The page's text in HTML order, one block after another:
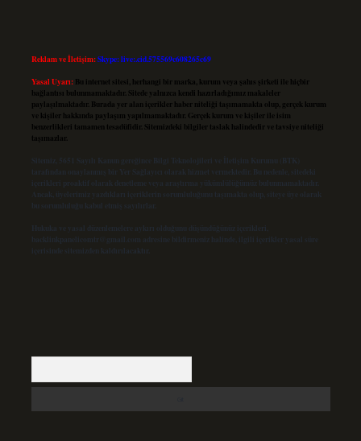
Reklam ve İletişim:Skype: live:.cid.575569c608265c69
Yasal Uyarı: Bu internet sitesi, herhangi bir marka, kurum veya şahıs şirketi ile hiçbir
bağlantısı bulunmamaktadır. Sitede yalnızca kendi hazırladığımız makaleler
paylaşılmaktadır. Burada yer alan içerikler haber niteliği taşımamakta olup, gerçek kurum
ve kişiler hakkında paylaşım yapılmamaktadır. Gerçek kurum ve kişiler ile isim
benzerlikleri tamamen tesadüfidir. Sitemizdeki bilgiler taslak halindedir ve tavsiye niteliği
taşımazlar.
Sitemiz, 5651 Sayılı Kanun gereğince Bilgi Teknolojileri ve İletişim Kurumu (BTK)
tarafından onaylanmış bir Yer Sağlayıcı olarak hizmet vermektedir. Bu nedenle, sitedeki
içerikleri proaktif olarak denetleme veya araştırma yükümlülüğümüz bulunmamaktadır.
Ancak, üyelerimiz yazdıkları içeriklerin sorumluluğunu taşımakta olup, siteye üye olarak
bu sorumluluğu kabul etmiş sayılırlar.
Hukuka ve yasal düzenlemelere aykırı olduğunu düşündüğünüz içerikleri,
backlinkpanelicomtr@gmail.com adresine bildirmeniz halinde, ilgili içerikler yasal süre
içerisinde sitemizden kaldırılacaktır.